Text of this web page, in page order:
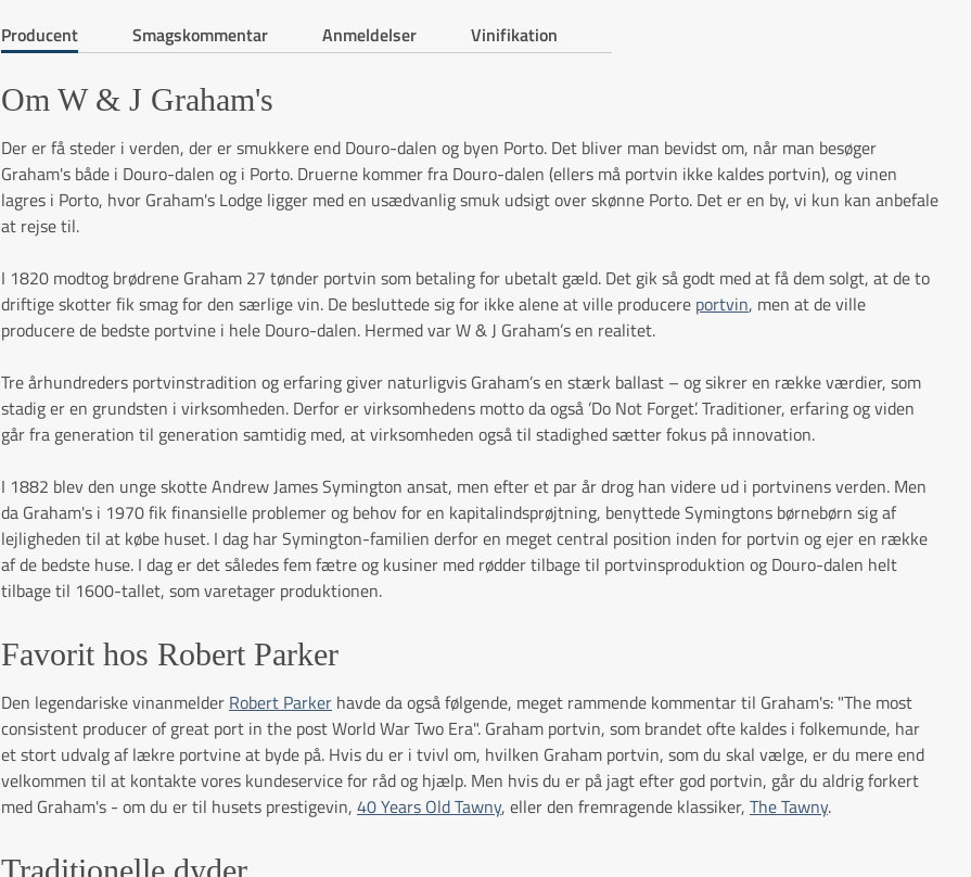
Producent Smagskommentar Anmeldelser Vinifikation
Om W & J Graham's
Der er få steder i verden, der er smukkere end Douro-dalen og byen Porto. Det bliver man bevidst om, når man besøger
Graham's både i Douro-dalen og i Porto. Druerne kommer fra Douro-dalen (ellers må portvin ikke kaldes portvin), og vinen
lagres i Porto, hvor Graham's Lodge ligger med en usædvanlig smuk udsigt over skønne Porto. Det er en by, vi kun kan anbefale
at rejse til.
I 1820 modtog brødrene Graham 27 tønder portvin som betaling for ubetalt gæld. Det gik så godt med at få dem solgt, at de to
driftige skotter fik smag for den særlige vin. De besluttede sig for ikke alene at ville producere portvin, men at de ville
producere de bedste portvine i hele Douro-dalen. Hermed var W & J Graham’s en realitet.
Tre århundreders portvinstradition og erfaring giver naturligvis Graham’s en stærk ballast – og sikrer en række værdier, som
stadig er en grundsten i virksomheden. Derfor er virksomhedens motto da også ’Do Not Forget’. Traditioner, erfaring og viden
går fra generation til generation samtidig med, at virksomheden også til stadighed sætter fokus på innovation.
I 1882 blev den unge skotte Andrew James Symington ansat, men efter et par år drog han videre ud i portvinens verden. Men
da Graham's i 1970 fik finansielle problemer og behov for en kapitalindsprøjtning, benyttede Symingtons børnebørn sig af
lejligheden til at købe huset. I dag har Symington-familien derfor en meget central position inden for portvin og ejer en række
af de bedste huse. I dag er det således fem fætre og kusiner med rødder tilbage til portvinsproduktion og Douro-dalen helt
tilbage til 1600-tallet, som varetager produktionen.
Favorit hos Robert Parker
Den legendariske vinanmelder Robert Parker havde da også følgende, meget rammende kommentar til Graham's: "The most
consistent producer of great port in the post World War Two Era". Graham portvin, som brandet ofte kaldes i folkemunde, har
et stort udvalg af lækre portvine at byde på. Hvis du er i tvivl om, hvilken Graham portvin, som du skal vælge, er du mere end
velkommen til at kontakte vores kundeservice for råd og hjælp. Men hvis du er på jagt efter god portvin, går du aldrig forkert
med Graham's - om du er til husets prestigevin, 40 Years Old Tawny, eller den fremragende klassiker, The Tawny.